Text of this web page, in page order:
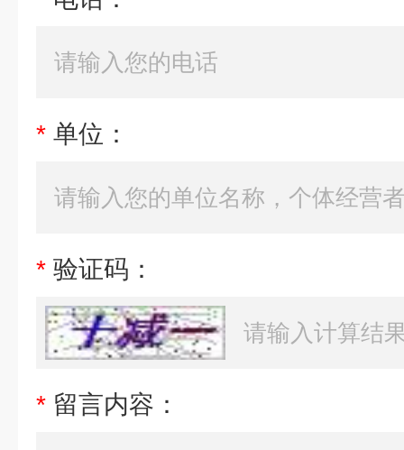
* 单位：
* 验证码：
* 留言内容：